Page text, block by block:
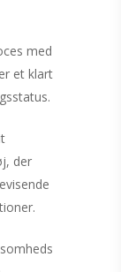
med
et klart
der